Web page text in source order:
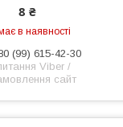
8 ₴
в наявності
(99) 615-42-30
Viber /
сайт